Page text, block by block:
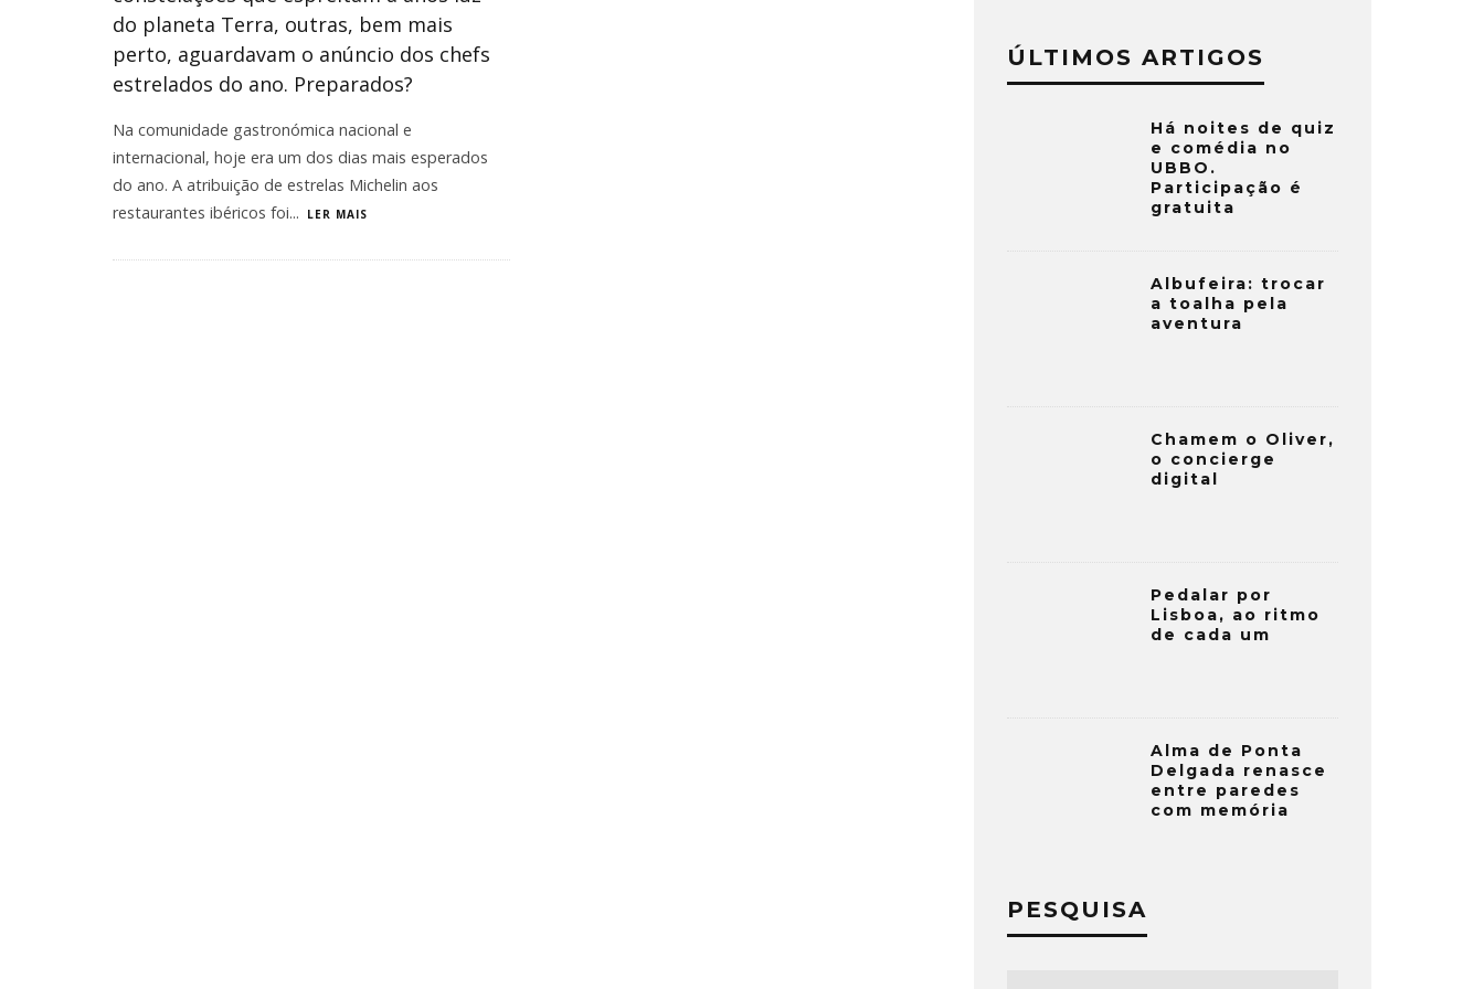
do planeta Terra, outras, bem mais
perto, aguardavam o anúncio dos chefs
estrelados do ano. Preparados?
Na comunidade gastronómica nacional e
internacional, hoje era um dos dias mais esperados
do ano. A atribuição de estrelas Michelin aos
restaurantes ibéricos foi... LER MAIS
ÚLTIMOS ARTIGOS
Há noites de quiz
e comédia no
UBBO.
Participação é
gratuita
Albufeira: trocar
a toalha pela
aventura
Chamem o Oliver,
o concierge
digital
Pedalar por
Lisboa, ao ritmo
de cada um
Alma de Ponta
Delgada renasce
entre paredes
com memória
PESQUISA